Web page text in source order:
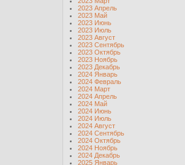
2023 Апрель
2023 Май
2023 Июнь
2023 Июль
2023 Август
2023 Сентябрь
2023 Октябрь
2023 Ноябрь
2023 Декабрь
2024 Январь
2024 Февраль
2024 Март
2024 Апрель
2024 Май
2024 Июнь
2024 Июль
2024 Август
2024 Сентябрь
2024 Октябрь
2024 Ноябрь
2024 Декабрь
2025 Январь